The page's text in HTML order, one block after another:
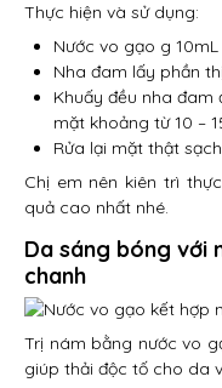
Thực hiện và sử dụng:
Nước vo gạo g
Nha đam lấy phần
Khuấy đều nha
mặt khoảng từ 10 –
Rửa lại mặt thật
Chị em nên kiên trì
quả cao nhất nhé.
Da sáng bóng với
chanh
Trị nám bằng nước vo
giúp thải độc tố cho da